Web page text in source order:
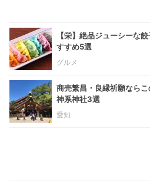
【栄】絶品ジューシーな
すすめ5選
グルメ
商売繁昌・良縁祈願なら
神系神社3選
愛知